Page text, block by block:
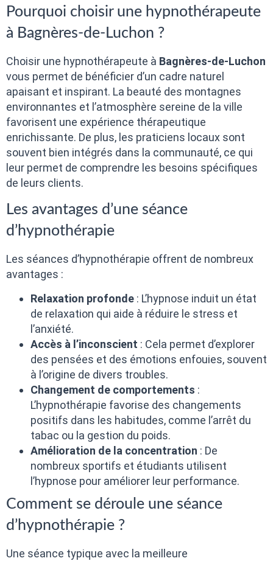
Pourquoi choisir une hypnothérapeute
à Bagnères-de-Luchon ?
Choisir une hypnothérapeute à Bagnères-de-Luchon
vous permet de bénéficier d’un cadre naturel
apaisant et inspirant. La beauté des montagnes
environnantes et l’atmosphère sereine de la ville
favorisent une expérience thérapeutique
enrichissante. De plus, les praticiens locaux sont
souvent bien intégrés dans la communauté, ce qui
leur permet de comprendre les besoins spécifiques
de leurs clients.
Les avantages d’une séance
d’hypnothérapie
Les séances d’hypnothérapie offrent de nombreux
avantages :
Relaxation profonde : L’hypnose induit un état
de relaxation qui aide à réduire le stress et
l’anxiété.
Accès à l’inconscient : Cela permet d’explorer
des pensées et des émotions enfouies, souvent
à l’origine de divers troubles.
Changement de comportements :
L’hypnothérapie favorise des changements
positifs dans les habitudes, comme l’arrêt du
tabac ou la gestion du poids.
Amélioration de la concentration : De
nombreux sportifs et étudiants utilisent
l’hypnose pour améliorer leur performance.
Comment se déroule une séance
d’hypnothérapie ?
Une séance typique avec la meilleure